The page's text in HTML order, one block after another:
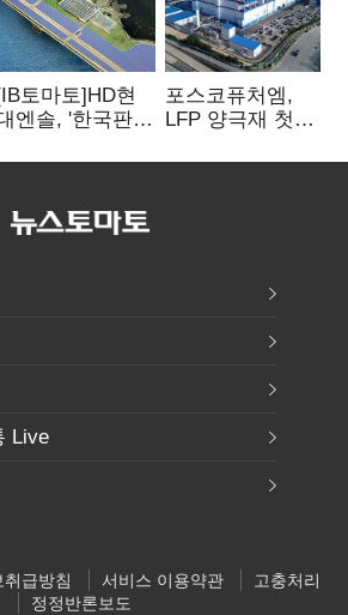
토마토]HD현
엔솔, '한국판
액공제 선택이
포스코퓨처엠,
LFP 양극재 첫
ESS 시장 공략
Live
급방침 서비스 이용약관
고충처리
정정반론보도